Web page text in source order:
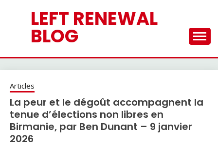
LEFT RENEWAL
BLOG
Articles
La peur et le dégoût accompagnent la
tenue d’élections non libres en
Birmanie, par Ben Dunant – 9 janvier
2026